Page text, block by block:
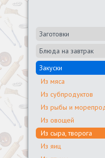
Заготовки
Блюда на завтрак
Закуски
Из мяса
Из субпродуктов
Из рыбы и
Из овощей
Из сыра, творога
Из яиц